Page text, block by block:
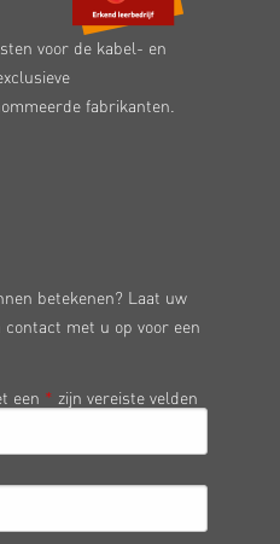
voor de kabel- en
fabrikanten.
betekenen? Laat uw
met u op voor een
een * zijn vereiste velden